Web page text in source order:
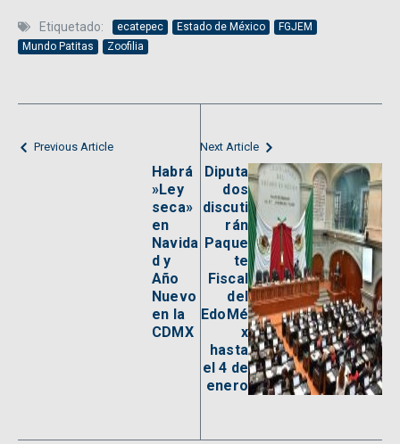
Etiquetado: ecatepec Estado de México
FGJEM
Mundo Patitas
Zoofilia
Previous Article
Habrá
»Ley
seca»
en
Navida
d y
Año
Nuevo
en la
CDMX
Next Article
Diputa
dos
discuti
rán
Paque
te
Fiscal
del
EdoMé
x
hasta
el 4 de
enero